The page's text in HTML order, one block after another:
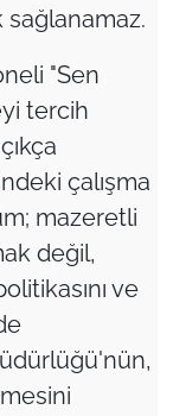
"Sen
tercih
çalışma
mazeretli
değil,
ve